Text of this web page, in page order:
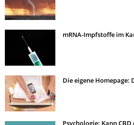
mRNA-Impfstoffe im
Die eigene Homepage:
Psychologie: Kann